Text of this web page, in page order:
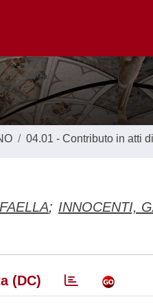
04.01 - Contributo in atti
; INNOCENTI,
(DC)